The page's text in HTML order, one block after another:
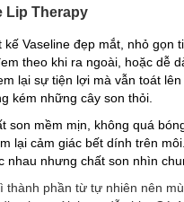
Lip Therapy
kế Vaseline đẹp mắt, nhỏ gọn
theo khi ra ngoài, hoặc dễ
lại sự tiện lợi mà vẫn toát
kém những cây son thỏi.
son mềm mịn,
không quá
lại cảm giác bết dính trên
nhau nhưng chất son nhìn
thành phần từ tự nhiên nên